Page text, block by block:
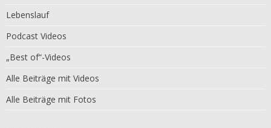
Lebenslauf
Podcast Videos
„Best of“-Videos
Alle Beiträge mit Videos
Alle Beiträge mit Fotos